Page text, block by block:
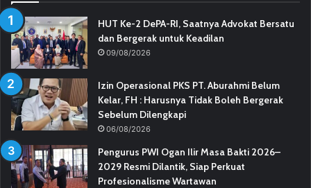
HUT Ke-2 DePA-RI, Saatnya Advokat Bersatu
dan Bergerak untuk Keadilan
09/08/2026
Izin Operasional PKS PT. Aburahmi Belum
Kelar, FH : Harusnya Tidak Boleh Bergerak
Sebelum Dilengkapi
06/08/2026
Pengurus PWI Ogan Ilir Masa Bakti 2026–
2029 Resmi Dilantik, Siap Perkuat
Profesionalisme Wartawan